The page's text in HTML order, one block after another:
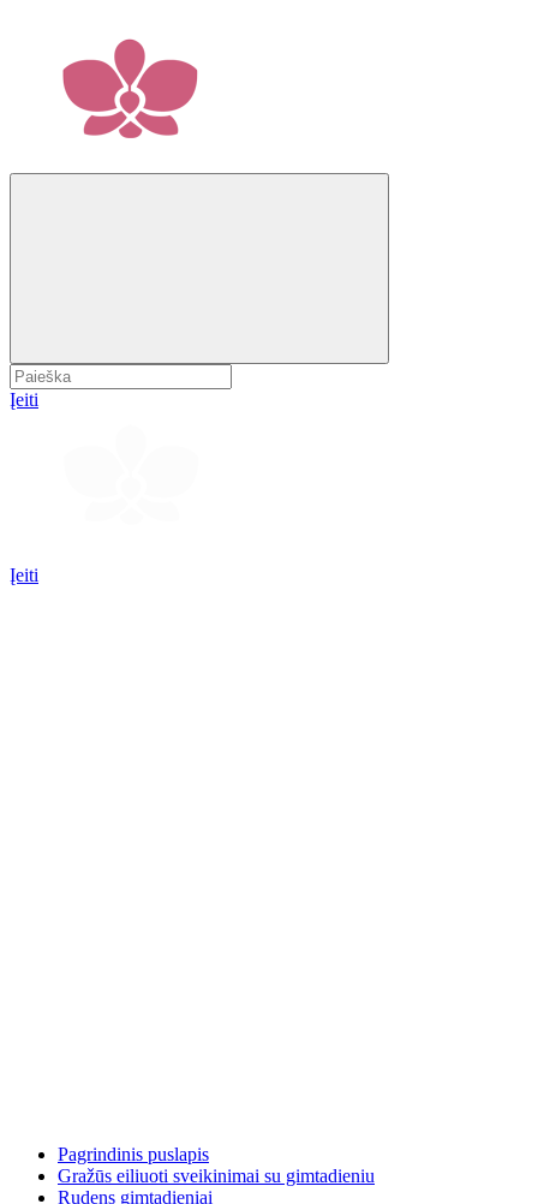
Įeiti
Įeiti
Pagrindinis puslapis
Gražūs eiliuoti sveikinimai su gimtadieniu
Rudens gimtadieniai